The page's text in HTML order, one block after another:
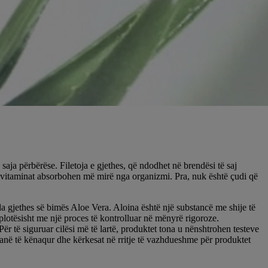
përbërëse. Filetoja e gjethes, që ndodhet në brendësi të saj
absorbohen më mirë nga organizmi. Pra, nuk është çudi që
së bimës Aloe Vera. Aloina është një substancë me shije të
me një proces të kontrolluar në mënyrë rigoroze.
të siguruar cilësi më të lartë, produktet tona u nënshtrohen testeve
të kënaqur dhe kërkesat në rritje të vazhdueshme për produktet